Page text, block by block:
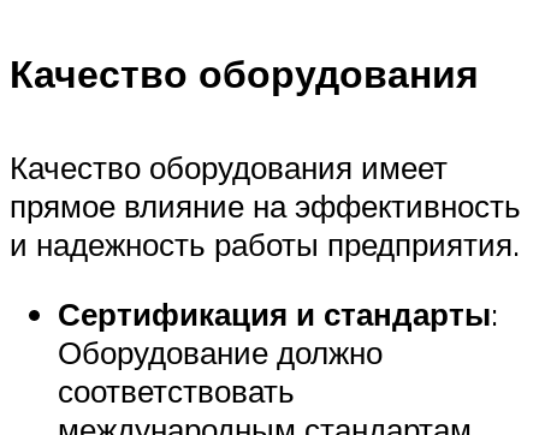
Качество оборудования
Качество оборудования имеет
прямое влияние на эффективность
и надежность работы предприятия.
Сертификация и стандарты:
Оборудование должно
соответствовать